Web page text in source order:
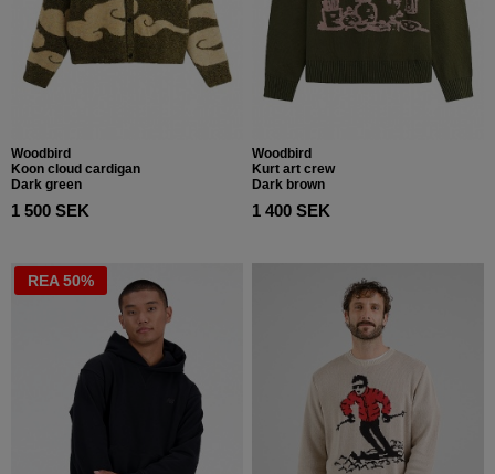
Woodbird
Koon cloud cardigan
Dark green
1 500 SEK
Woodbird
Kurt art crew
Dark brown
1 400 SEK
REA 50%